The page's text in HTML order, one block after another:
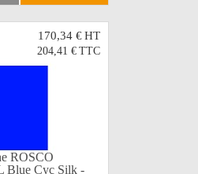
170,34 €HT
204,41 € TTC
ROSCO
Blue Cyc Silk -